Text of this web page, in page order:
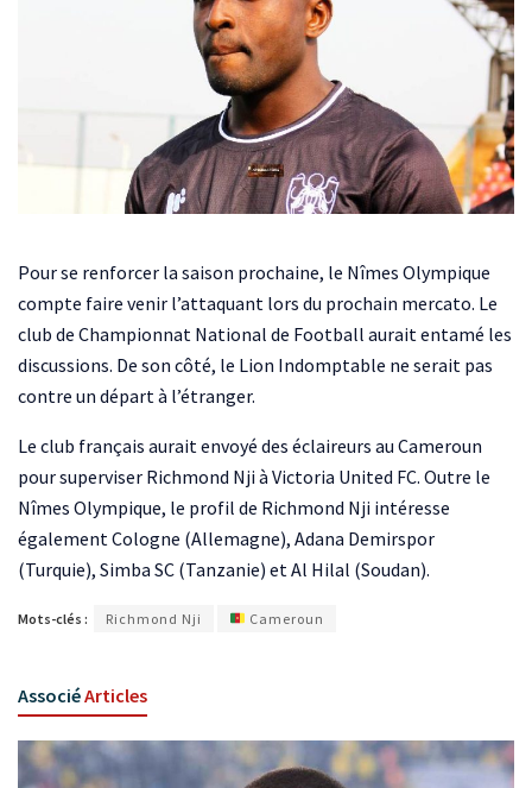
Pour se renforcer la saison prochaine, le Nîmes Olympique
compte faire venir l’attaquant lors du prochain mercato. Le
club de Championnat National de Football aurait entamé les
discussions. De son côté, le Lion Indomptable ne serait pas
contre un départ à l’étranger.
Le club français aurait envoyé des éclaireurs au Cameroun
pour superviser Richmond Nji à Victoria United FC. Outre le
Nîmes Olympique, le profil de Richmond Nji intéresse
également Cologne (Allemagne), Adana Demirspor
(Turquie), Simba SC (Tanzanie) et Al Hilal (Soudan).
Mots-clés : Richmond Nji Cameroun
AssociéArticles